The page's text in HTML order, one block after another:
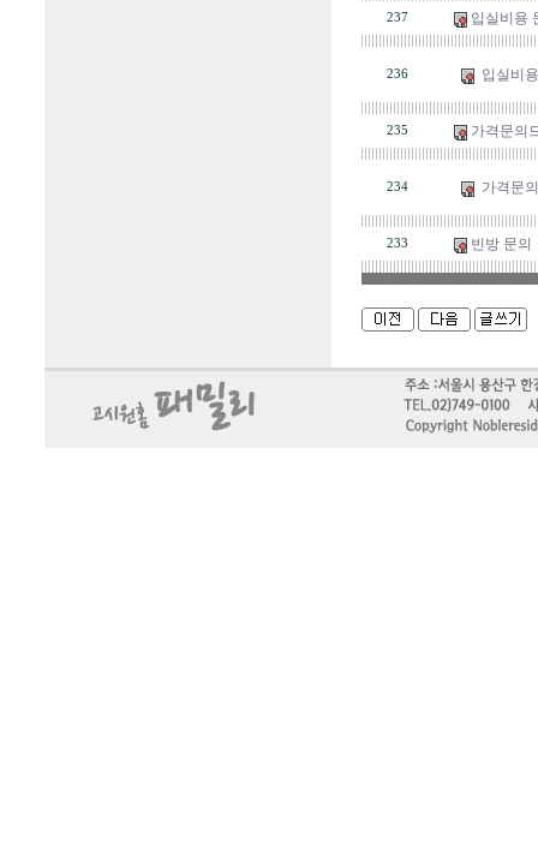
237 입실비용
236 입실비
235 가격문의
234 가격문
233 빈방 문의